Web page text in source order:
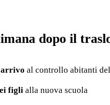
dopo il
al controllo abitanti
figli alla nuova scuola